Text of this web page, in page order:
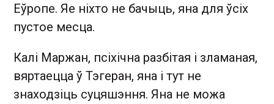
Еўропе. Яе ніхто не бачыць, яна для ўсіх
пустое месца.
Калі Маржан, псіхічна разбітая і зламаная,
вяртаецца ў Тэгеран, яна і тут не
знаходзіць суцяшэння. Яна не можа